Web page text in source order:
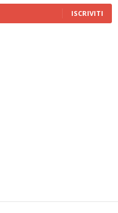
ISCRIVITI